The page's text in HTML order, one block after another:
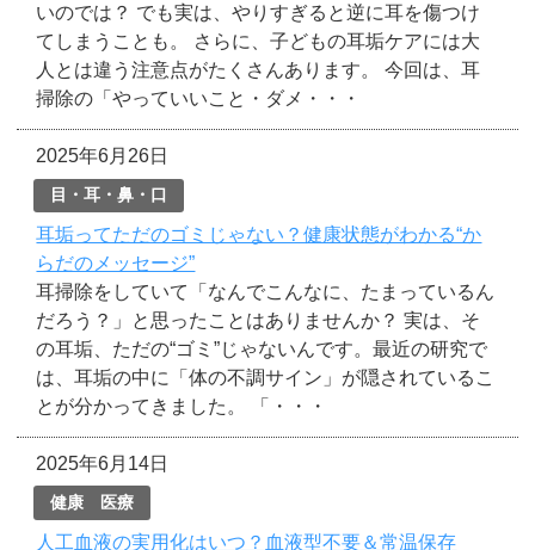
いのでは？ でも実は、やりすぎると逆に耳を傷つけ
てしまうことも。 さらに、子どもの耳垢ケアには大
人とは違う注意点がたくさんあります。 今回は、耳
掃除の「やっていいこと・ダメ・・・
2025年6月26日
目・耳・鼻・口
耳垢ってただのゴミじゃない？健康状態がわかる“か
らだのメッセージ”
耳掃除をしていて「なんでこんなに、たまっているん
だろう？」と思ったことはありませんか？ 実は、そ
の耳垢、ただの“ゴミ”じゃないんです。最近の研究で
は、耳垢の中に「体の不調サイン」が隠されているこ
とが分かってきました。 「・・・
2025年6月14日
健康 医療
人工血液の実用化はいつ？血液型不要＆常温保存